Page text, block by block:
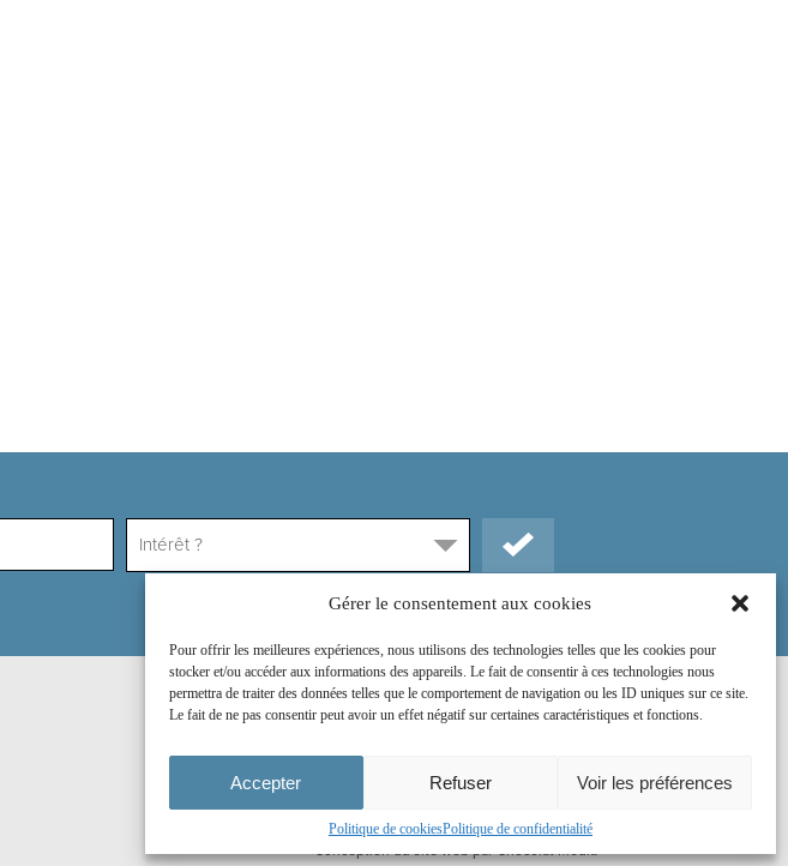
Gérer le consentement aux cookies
Pour offrir les meilleures expériences, nous utilisons des technologies telles que les cookies pour
stocker et/ou accéder aux informations des appareils. Le fait de consentir à ces technologies nous
permettra de traiter des données telles que le comportement de navigation ou les ID uniques sur ce site.
Le fait de ne pas consentir peut avoir un effet négatif sur certaines caractéristiques et fonctions.
Accepter Refuser Voir les préférences
Politique de cookiesPolitique de confidentialité
Intérêt ?
Rejoignez-nous sur :
Conception du site web parChocolat Média